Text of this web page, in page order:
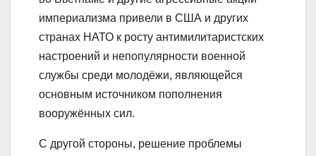
империализма привели в США и других
странах НАТО к росту антимилитаристских
настроений и непопулярности военной
службы среди молодёжи, являющейся
основным источником пополнения
вооружённых сил.
С другой стороны, решение проблемы